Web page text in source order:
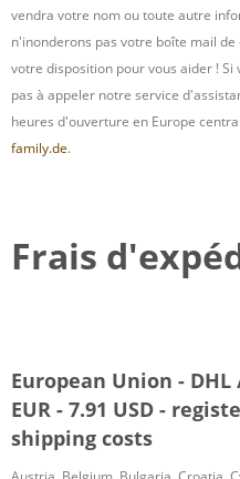
vendra votre nom ou toute autre
n'inonderons pas votre boîte mail
votre disposition pour vous aider !
pas à appeler notre service
heures d'ouverture en Europe
family.de.
Frais
European Union - DHL
EUR - 7.91 USD -
shipping costs